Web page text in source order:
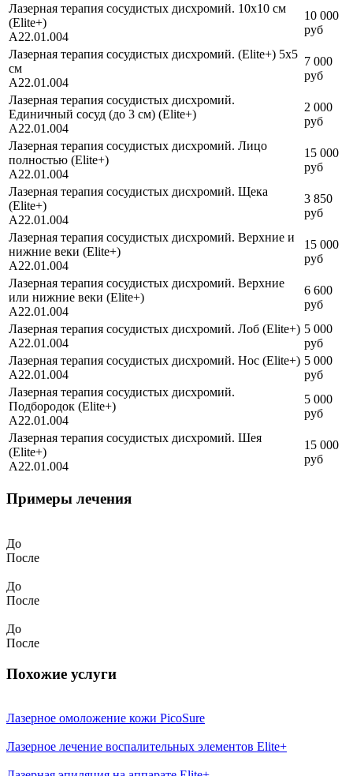
Лазерная терапия сосудистых дисхромий. 10х10 см
(Elite+)
A22.01.004
10 000
руб
Лазерная терапия сосудистых дисхромий. (Elite+) 5х5
см
A22.01.004
7 000
руб
Лазерная терапия сосудистых дисхромий.
Единичный сосуд (до 3 см) (Elite+)
A22.01.004
2 000
руб
Лазерная терапия сосудистых дисхромий. Лицо
полностью (Elite+)
A22.01.004
15 000
руб
Лазерная терапия сосудистых дисхромий. Щека
(Elite+)
A22.01.004
3 850
руб
Лазерная терапия сосудистых дисхромий. Верхние и
нижние веки (Elite+)
A22.01.004
15 000
руб
Лазерная терапия сосудистых дисхромий. Верхние
или нижние веки (Elite+)
A22.01.004
6 600
руб
Лазерная терапия сосудистых дисхромий. Лоб (Elite+)
A22.01.004
5 000
руб
Лазерная терапия сосудистых дисхромий. Нос (Elite+)
A22.01.004
5 000
руб
Лазерная терапия сосудистых дисхромий.
Подбородок (Elite+)
A22.01.004
5 000
руб
Лазерная терапия сосудистых дисхромий. Шея
(Elite+)
A22.01.004
15 000
руб
Примеры лечения
До
После
До
После
До
После
Похожие услуги
Лазерное омоложение кожи PicoSure
Лазерное лечение воспалительных элементов Elite+